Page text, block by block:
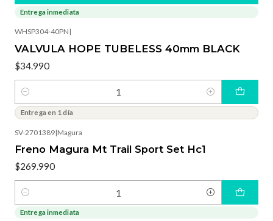
Entrega inmediata
WHSP304-40PN |
VALVULA HOPE TUBELESS 40mm BLACK
$34.990
Cantidad
Entrega en 1 día
SV-2701389|Magura
Freno Magura Mt Trail Sport Set Hc1
$269.990
Cantidad
Entrega inmediata